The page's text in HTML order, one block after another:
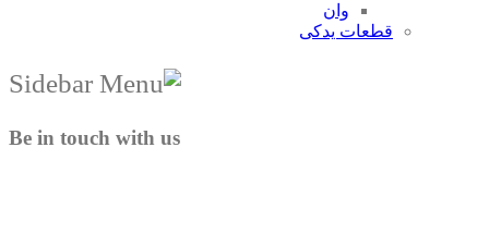
وان
قطعات یدکی
Be in touch with us